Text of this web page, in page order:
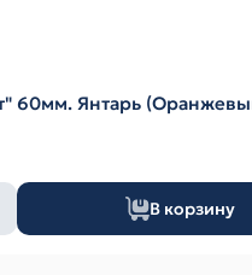
60мм. Янтарь
В корзину